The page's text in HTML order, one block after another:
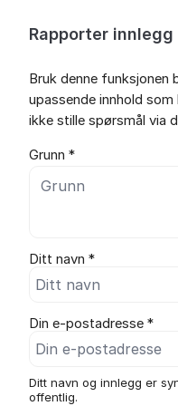
Rapporter innlegg
Bruk denne funksjonen
upassende innhold
ikke stille spørsmål via
Grunn *
Ditt navn *
Din e-postadresse *
Ditt navn og innlegg er
offentlig.